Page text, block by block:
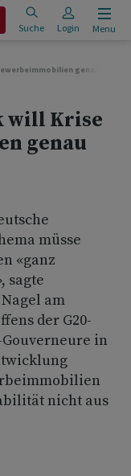
Suche Login Menu
genau
will Krise
genau
müsse
«ganz
sagte
am
der G20-
in
nicht aus